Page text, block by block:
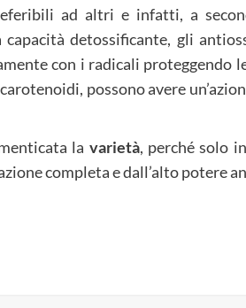
ad altri e infatti, a
capacità detossificante, gli
con i radicali proteggendo
possono avere
la varietà, perché solo
completa e dall’alto potere